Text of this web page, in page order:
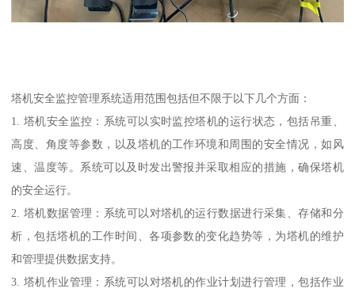
塔机安全监控管理系统适用范围包括但不限于以下几个方面：
1. 塔机安全监控：系统可以实时监控塔机的运行状态，包括吊重、
高度、角度等参数，以及塔机的工作环境和周围的安全情况，如风
速、温度等。系统可以及时发出警报并采取相应的措施，确保塔机
的安全运行。
2. 塔机数据管理：系统可以对塔机的运行数据进行采集、存储和分
析，包括塔机的工作时间、各项参数的变化趋势等，为塔机的维护
和管理提供数据支持。
3. 塔机作业管理：系统可以对塔机的作业计划进行管理，包括作业